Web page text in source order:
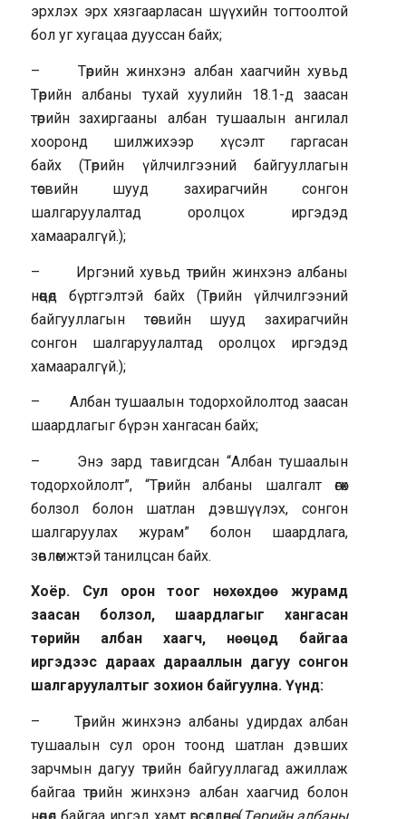
эрхлэх эрх хязгаарласан шүүхийн тогтоолтой
бол уг хугацаа дууссан байх;
– Төрийн жинхэнэ албан хаагчийн хувьд
Төрийн албаны тухай хуулийн 18.1-д заасан
төрийн захиргааны албан тушаалын ангилал
хооронд шилжихээр хүсэлт гаргасан
байх (Төрийн үйлчилгээний байгууллагын
төсвийн шууд захирагчийн сонгон
шалгаруулалтад оролцох иргэдэд
хамааралгүй.);
– Иргэний хувьд төрийн жинхэнэ албаны
нөөцөд бүртгэлтэй байх (Төрийн үйлчилгээний
байгууллагын төсвийн шууд захирагчийн
сонгон шалгаруулалтад оролцох иргэдэд
хамааралгүй.);
– Албан тушаалын тодорхойлолтод заасан
шаардлагыг бүрэн хангасан байх;
– Энэ зард тавигдсан “Албан тушаалын
тодорхойлолт”, “Төрийн албаны шалгалт өгөх
болзол болон шатлан дэвшүүлэх, сонгон
шалгаруулах журам” болон шаардлага,
зөвлөмжтэй танилцсан байх.
Хоёр. Сул орон тоог нөхөхдөө журамд
заасан болзол, шаардлагыг хангасан
төрийн албан хаагч, нөөцөд байгаа
иргэдээс дараах дарааллын дагуу сонгон
шалгаруулалтыг зохион байгуулна. Үүнд:
– Төрийн жинхэнэ албаны удирдах албан
тушаалын сул орон тоонд шатлан дэвших
зарчмын дагуу төрийн байгууллагад ажиллаж
байгаа төрийн жинхэнэ албан хаагчид болон